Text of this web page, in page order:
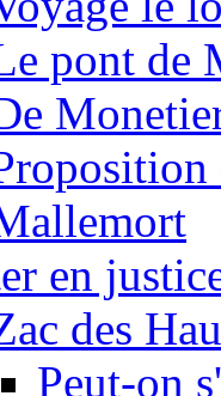
pont de
en
des
Peut-on